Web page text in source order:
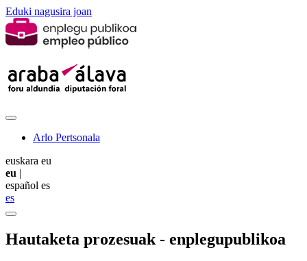
Eduki nagusira joan
Arlo Pertsonala
euskara eu
eu |
español es
es
Hautaketa prozesuak - enplegupublikoa